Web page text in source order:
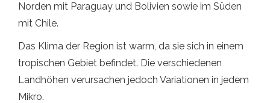
Norden mit Paraguay und Bolivien sowie im Süden
mit Chile.
Das Klima der Region ist warm, da sie sich in einem
tropischen Gebiet befindet. Die verschiedenen
Landhöhen verursachen jedoch Variationen in jedem
Mikro.